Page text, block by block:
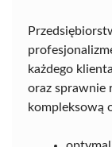
każdego
oraz sprawnie
kompleksową